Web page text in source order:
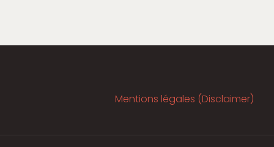
Mentions légales (Disclaimer)